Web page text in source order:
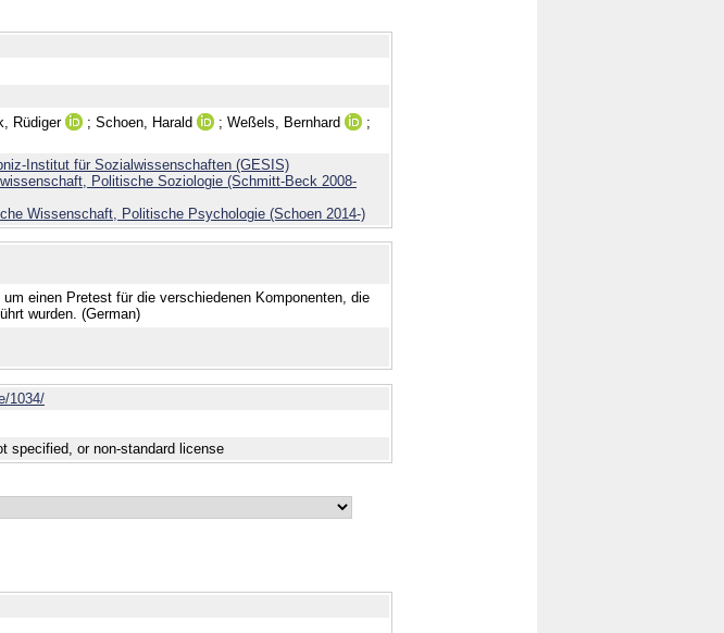
Rüdiger ; Schoen, Harald ; Weßels, Bernhard
;
Institut für Sozialwissenschaften (GESIS)
Politische Soziologie (Schmitt-Beck 2008-
Wissenschaft, Politische Psychologie (Schoen 2014-)
einen Pretest für die verschiedenen Komponenten, die
wurden. (German)
1034/
specified, or non-standard license